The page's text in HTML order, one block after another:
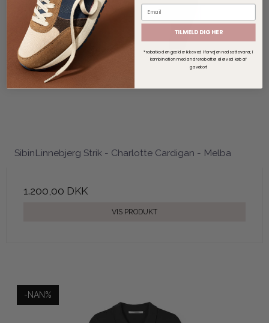
SibinLinnebjerg Strik - Charlotte Cardigan - Melba
1.200,00 DKK
VIS PRODUKT
-NAN%
TILMELD DIG HER
*rabatkoden gælder ikke ved i forvejen nedsatte varer, i
kombination med andre rabatter eller ved køb af
gavekort